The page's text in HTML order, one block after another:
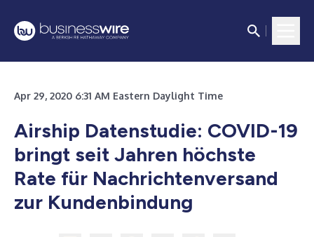
Apr 29, 2020 6:31 AM Eastern Daylight Time
Airship Datenstudie: COVID-19
bringt seit Jahren höchste
Rate für Nachrichtenversand
zur Kundenbindung